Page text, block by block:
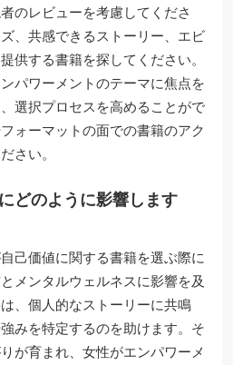
のレビューを考慮してくださ
、共感できるストーリー、エビ
供する書籍を探してください。
パワーメントのテーマに焦点を
選択プロセスを高めることがで
ォーマットの面での書籍のアク
さい。
どのように影響します
己価値に関する書籍を選ぶ際に
メンタルウェルネスに影響を及
、個人的なストーリーに共鳴
みを特定するのを助けます。そ
が育まれ、女性がエンパワーメ